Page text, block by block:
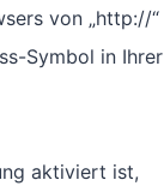
von „http://“
Symbol in Ihrer
aktiviert ist,